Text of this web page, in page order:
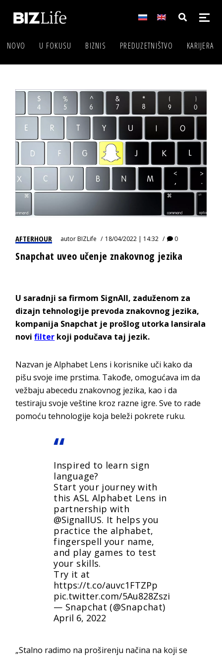
NOVO U FOKUSU BIZNIS PREDUZETNIŠTVO KARIJERA
AFTERHOUR autorBIZLife 18/04/2022 | 14:32 0
Snapchat uveo učenje znakovnog jezika
U saradnji sa firmom SignAll, zaduženom za
dizajn tehnologije prevoda znakovnog jezika,
kompanija Snapchat je prošlog utorka lansirala
novifilter koji podučava taj jezik.
Nazvan je Alphabet Lens i korisnike uči kako da
pišu svoje ime prstima. Takođe, omogućava im da
vežbaju abecedu znakovnog jezika, kao i da
testiraju svoje veštine kroz razne igre. Sve to rade
pomoću tehnologije koja beleži pokrete ruku.
Inspired to learn sign
language?
Start your journey with
this ASL Alphabet Lens in
partnership with
@SignallUS. It helps you
practice the alphabet,
fingerspell your name,
and play games to test
your skills.
Try it at
https://t.co/auvc1FTZPp
pic.twitter.com/5Au828Zszi
— Snapchat (@Snapchat)
April 6, 2022
„Stalno radimo na proširenju načina na koji se